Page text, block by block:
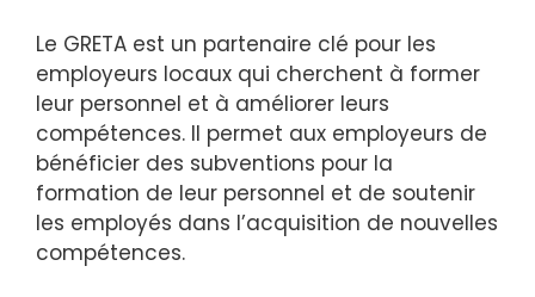
Le GRETA est un partenaire clé pour les
employeurs locaux qui cherchent à former
leur personnel et à améliorer leurs
compétences. Il permet aux employeurs de
bénéficier des subventions pour la
formation de leur personnel et de soutenir
les employés dans l’acquisition de nouvelles
compétences.